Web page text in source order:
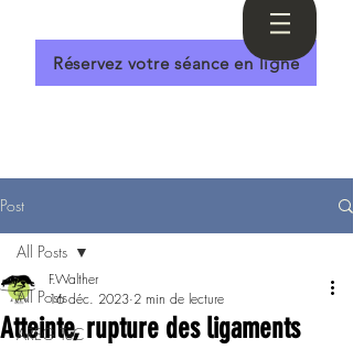
Réservez votre séance en ligne
Post
All Posts
AREG TeC
All Posts
Atteinte, rupture des ligaments
F.Walther
16 déc. 2023 2 min de lecture